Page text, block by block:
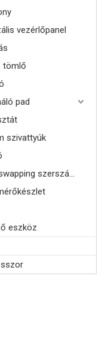
vezérlőpanel
tömlő
pad
szivattyúk
Fáklyázó és swapping szerszámok
eszköz